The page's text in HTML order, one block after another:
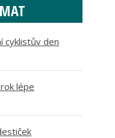
cyklistův den
lépe